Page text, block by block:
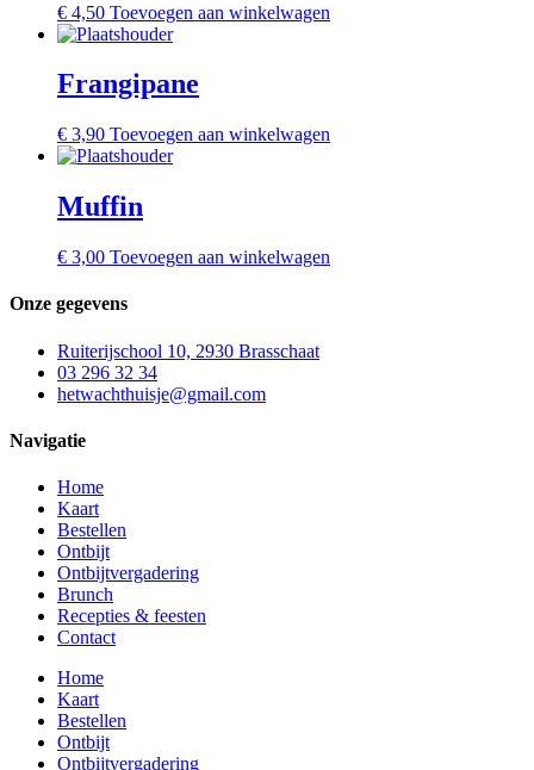
€ 4,50 Toevoegen aan winkelwagen
Frangipane
€ 3,90 Toevoegen aan winkelwagen
Muffin
€ 3,00 Toevoegen aan winkelwagen
Onze gegevens
Ruiterijschool 10, 2930 Brasschaat
03 296 32 34
hetwachthuisje@gmail.com
Navigatie
Home
Kaart
Bestellen
Ontbijt
Ontbijtvergadering
Brunch
Recepties & feesten
Contact
Home
Kaart
Bestellen
Ontbijt
Ontbijtvergadering